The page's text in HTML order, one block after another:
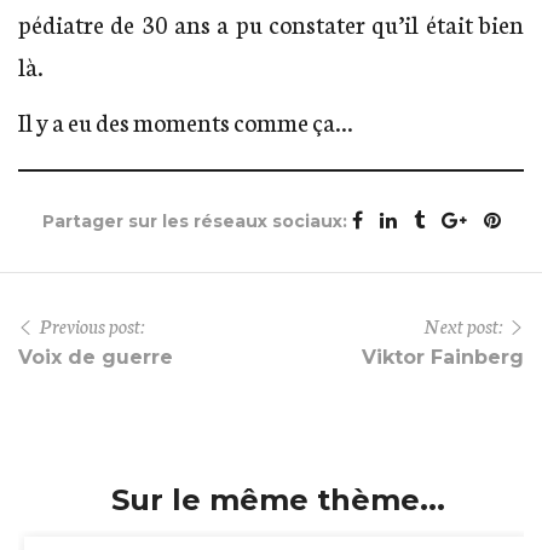
pédiatre de 30 ans a pu constater qu’il était bien
là.
Il y a eu des moments comme ça…
Partager sur les réseaux sociaux:
Previous post:
Voix de guerre
Next post:
Viktor Fainberg
Sur le même thème...